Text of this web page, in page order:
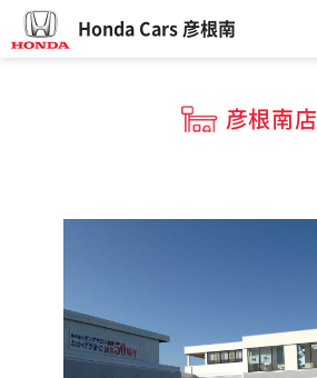
Honda Cars 彦根南
彦根南店